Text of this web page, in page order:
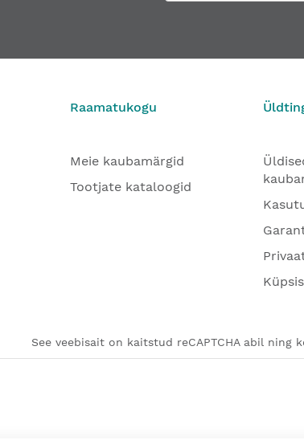
Raamatukogu
Meie kaubamärgid
Tootjate kataloogid
See veebisait on kaitstud reCAPTCHA abil ning